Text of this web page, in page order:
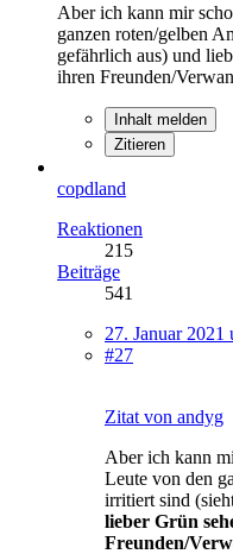
Aber ich kann mir
ganzen roten/gelben
gefährlich aus) und
ihren Freunden/
Inhalt melden
Zitieren
copdland
Reaktionen
215
Beiträge
541
27. Januar 2021
#27
Zitat von andyg
Aber ich kann
Leute von den
irritiert sind
lieber Grün
Freunden/